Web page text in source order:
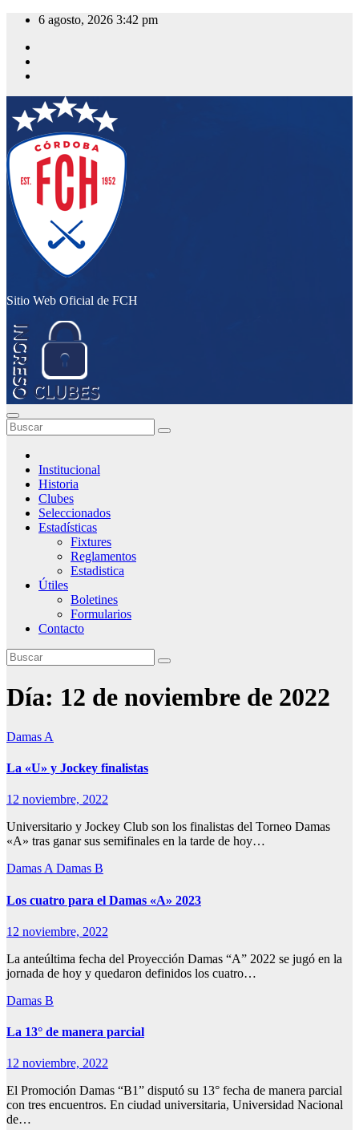
Saltar
contenido
6 agosto, 2026 3:42 pm
Sitio Web Oficial de FCH
Institucional
Historia
Clubes
Seleccionados
Estadísticas
Fixtures
Reglamentos
Estadistica
Útiles
Boletines
Formularios
Contacto
Día: 12 de noviembre de 2022
Damas A
La «U» y Jockey finalistas
12 noviembre, 2022
Universitario y Jockey Club son los finalistas del Torneo Damas
«A» tras ganar sus semifinales en la tarde de hoy…
Damas ADamas B
Los cuatro para el Damas «A» 2023
12 noviembre, 2022
La anteúltima fecha del Proyección Damas “A” 2022 se jugó en la
jornada de hoy y quedaron definidos los cuatro…
Damas B
La 13° de manera parcial
12 noviembre, 2022
El Promoción Damas “B1” disputó su 13° fecha de manera parcial
con tres encuentros. En ciudad universitaria, Universidad Nacional
de…